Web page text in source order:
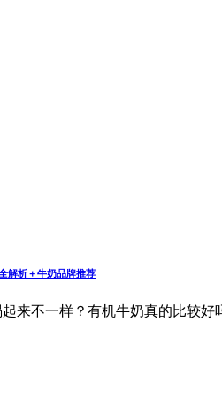
解析＋牛奶品牌推荐
来不一样？有机牛奶真的比较